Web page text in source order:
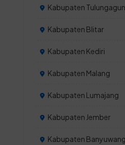
Kabupaten
Kabupaten Blitar
Kabupaten Kediri
Kabupaten Malang
Kabupaten Lumajang
Kabupaten Jember
Kabupaten